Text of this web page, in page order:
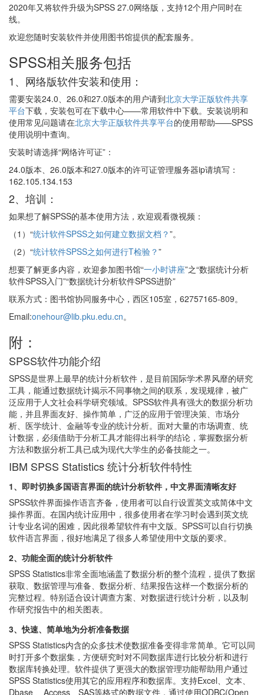
2020年又将软件升级为SPSS 27.0网络版，支持12个用户同时在
线。
欢迎您随时安装软件并使用图书馆提供的配套服务。
SPSS相关服务包括
1、网络版软件安装和使用：
需要安装24.0、26.0和27.0版本的用户请到北京大学正版软件共享
平台下载，安装包可在下载中心——常用软件中下载。安装说明和
使用常见问题请在北京大学正版软件共享平台的使用帮助——SPSS
使用说明中查询。
安装时请选择“网络许可证”：
24.0版本、26.0版本和27.0版本的许可证管理服务器ip请填写：
162.105.134.153
2、培训：
如果想了解SPSS的基本使用方法，欢迎观看微视频：
（1）“统计软件SPSS之如何建立数据文档？”。
（2）“统计软件SPSS之如何进行T检验？”
想要了解更多内容，欢迎参加图书馆“一小时讲座”之“数据统计分析
软件SPSS入门”“数据统计分析软件SPSS进阶”
联系方式：图书馆协同服务中心，西区105室，62757165-809。
Email:onehour@lib.pku.edu.cn。
附：
SPSS软件功能介绍
SPSS是世界上最早的统计分析软件，是目前国际学术界风靡的研究
工具，能通过数据统计揭示不同事物之间的联系，发现规律，被广
泛应用于人文社会科学研究领域。SPSS软件具有强大的数据分析功
能，并且界面友好、操作简单，广泛的应用于管理决策、市场分
析、医学统计、金融等专业的统计分析。面对大量的市场调查、统
计数据，必须借助于分析工具才能得出科学的结论，掌握数据分析
方法和数据分析工具已成为现代大学生的必备技能之一。
IBM SPSS Statistics 统计分析软件特性
1、即时切换多国语言界面的统计分析软件，中文界面清晰友好
SPSS软件界面操作语言齐备，使用者可以自行设置英文或简体中文
操作界面。在国内统计应用中，很多使用者在学习时会遇到英文统
计专业名词的困难，因此很希望软件有中文版。SPSS可以自行切换
软件语言界面，很好地满足了很多人希望使用中文版的要求。
2、功能全面的统计分析软件
SPSS Statistics非常全面地涵盖了数据分析的整个流程，提供了数据
获取、数据管理与准备、数据分析、结果报告这样一个数据分析的
完整过程。特别适合设计调查方案、对数据进行统计分析，以及制
作研究报告中的相关图表。
3、快速、简单地为分析准备数据
SPSS Statistics内含的众多技术使数据准备变得非常简单。它可以同
时打开多个数据集，方便研究时对不同数据库进行比较分析和进行
数据库转换处理。软件提供了更强大的数据管理功能帮助用户通过
SPSS Statistics使用其它的应用程序和数据库。支持Excel、文本、
Dbase 、Access、SAS等格式的数据文件，通过使用ODBC(Open